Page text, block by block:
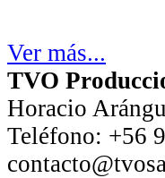
Ver más...
TVO
Horacio
Teléfono: +56